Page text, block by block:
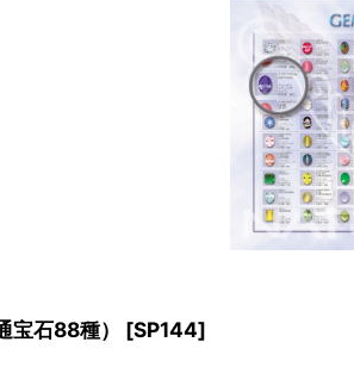
宝石88種） [SP144]